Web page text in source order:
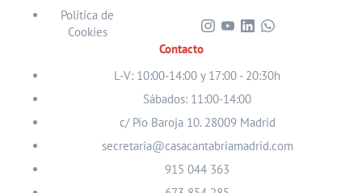
Política de
Cookies
Visita
perfil
en
Instagram
Visita
perfil
en
Youtube
Visita
perfil
en
Linkedin
Visita
perfil
WhatsApp
Contacto
L-V: 10:00-14:00 y 17:00 - 20:30h
Sábados: 11:00-14:00
c/ Pío Baroja 10. 28009 Madrid
secretaria@casacantabriamadrid.com
915 044 363